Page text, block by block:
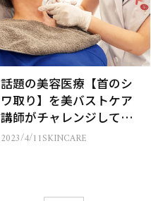
話題の美容医療【首のシ
ワ取り】を美バストケア
講師がチャレンジしてみ
た！
2023/4/11SKINCARE